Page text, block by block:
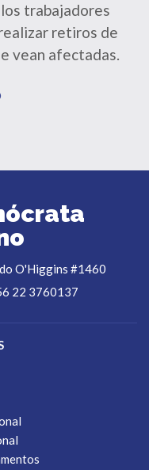
trabajadores
retiros de
vean afectadas.
O'Higgins #1460
22 3760137